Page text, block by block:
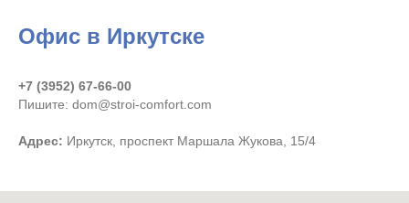
Офис в Иркутске
+7 (3952) 67-66-00
Пишите: dom@stroi-comfort.com
Адрес: Иркутск, проспект Маршала Жукова, 15/4